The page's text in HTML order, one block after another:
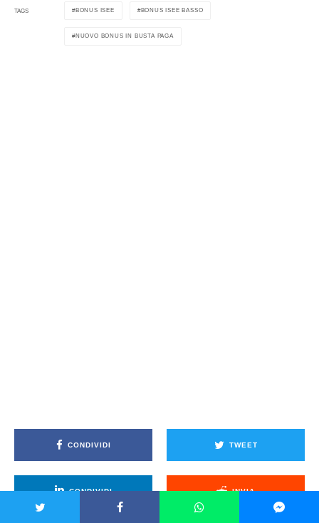
TAGS BONUS ISEE BONUS ISEE BASSO
NUOVO BONUS IN BUSTA PAGA
CONDIVIDI TWEET
CONDIVIDI INVIA